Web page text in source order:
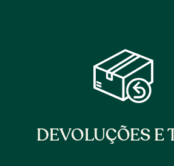
DEVOLUÇÕES E